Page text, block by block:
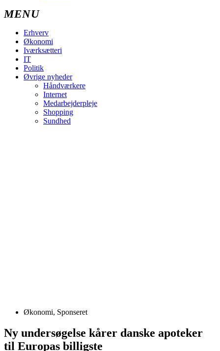
Erhverv
Økonomi
Iværksætteri
IT
Politik
Øvrige nyheder
Håndværkere
Internet
Medarbejderpleje
Shopping
Sundhed
Økonomi, Sponseret
Ny undersøgelse kårer danske apoteker
til Europas billigste